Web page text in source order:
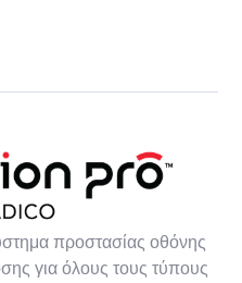
προστασίας οθόνης
για όλους τους τύπους